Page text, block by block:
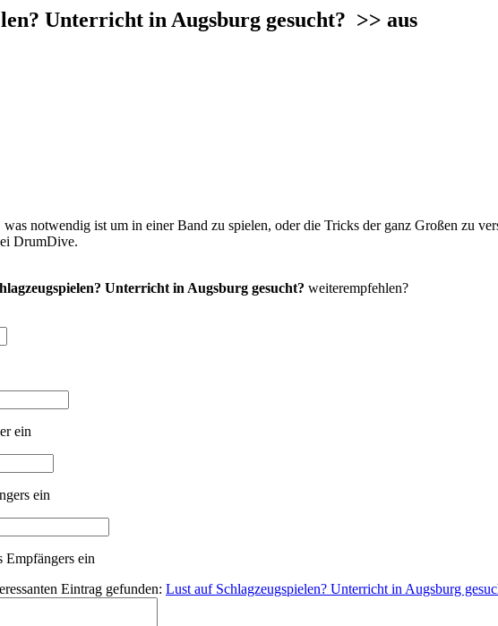
Unterricht in Augsburg gesucht? >> aus
notwendig ist um in einer Band zu spielen, oder die Tricks der ganz Großen zu
DrumDive.
Unterricht in Augsburg gesucht? weiterempfehlen?
ein
ein
Empfängers ein
Eintrag gefunden: Lust auf Schlagzeugspielen? Unterricht in Augsburg